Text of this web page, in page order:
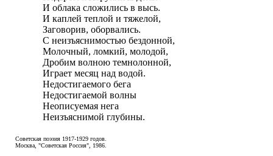
И облака сложились в высь.
И каплей теплой и тяжелой,
Заговорив, оборвались.
С неизъяснимостью бездонной,
Молочный, ломкий, молодой,
Дробим волною темнолонной,
Играет месяц над водой.
Недостигаемого бега
Недостигаемой волны
Неописуемая нега
Неизъяснимой глубины.
Советская поэзия 1917-1929 годов.
Москва, "Советская Россия", 1986.